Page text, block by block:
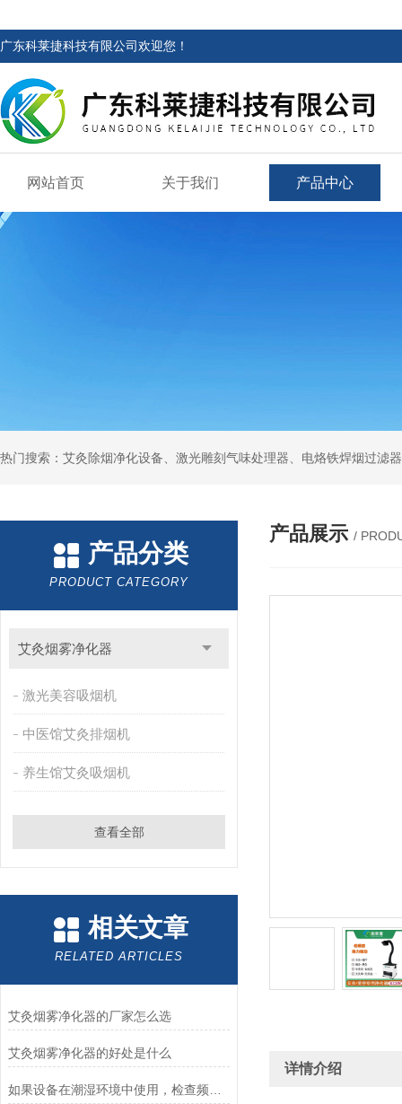
广东科莱捷科技有限公司欢迎您！
网站首页 关于我们 产品中心
产品分类
PRODUCT CATEGORY
艾灸烟雾净化器
激光美容吸烟机
中医馆艾灸排烟机
养生馆艾灸吸烟机
查看全部
相关文章
RELATED ARTICLES
艾灸烟雾净化器的厂家怎么选
艾灸烟雾净化器的好处是什么
产品展示 /
详情介绍